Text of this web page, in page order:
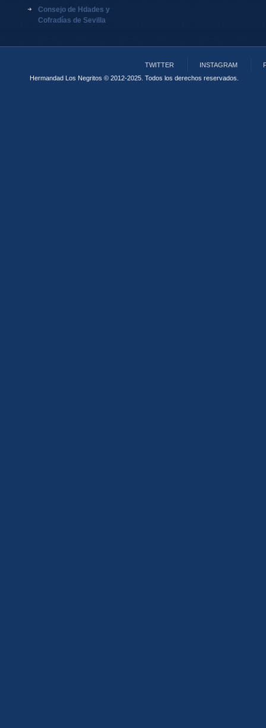
Consejo de Hdades y
Cofradías de Sevilla
TWITTER INSTAGRAM
Hermandad Los Negritos © 2012-2025. Todos los derechos reservados.